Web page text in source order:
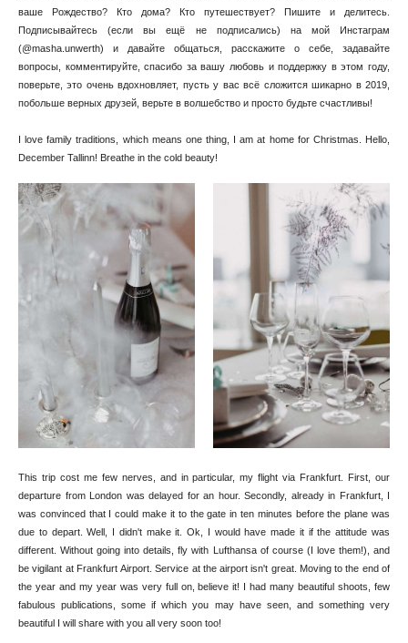
ваше Рождество? Кто дома? Кто путешествует? Пишите и делитесь.
Подписывайтесь (если вы ещё не подписались) на мой Инстаграм
(@masha.unwerth) и давайте общаться, расскажите о себе, задавайте
вопросы, комментируйте, спасибо за вашу любовь и поддержку в этом году,
поверьте, это очень вдохновляет, пусть у вас всё сложится шикарно в 2019,
побольше верных друзей, верьте в волшебство и просто будьте счастливы!
I love family traditions, which means one thing, I am at home for Christmas. Hello,
December Tallinn! Breathe in the cold beauty!
This trip cost me few nerves, and in particular, my flight via Frankfurt. First, our
departure from London was delayed for an hour. Secondly, already in Frankfurt, I
was convinced that I could make it to the gate in ten minutes before the plane was
due to depart. Well, I didn't make it. Ok, I would have made it if the attitude was
different. Without going into details, fly with Lufthansa of course (I love them!), and
be vigilant at Frankfurt Airport. Service at the airport isn't great. Moving to the end of
the year and my year was very full on, believe it! I had many beautiful shoots, few
fabulous publications, some if which you may have seen, and something very
beautiful I will share with you all very soon too!